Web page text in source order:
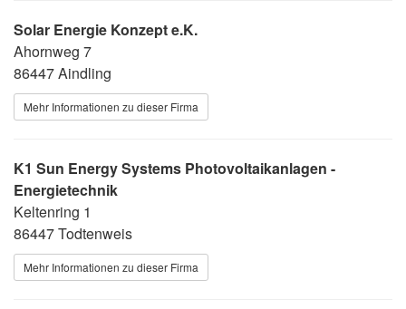
Solar Energie Konzept e.K.
Ahornweg 7
86447 Aindling
Mehr Informationen zu dieser Firma
K1 Sun Energy Systems Photovoltaikanlagen -
Energietechnik
Keltenring 1
86447 Todtenweis
Mehr Informationen zu dieser Firma